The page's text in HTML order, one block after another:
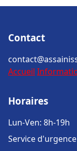
Contact
Accueil
Horaires
Lun-Ven: 8h-19h
Service